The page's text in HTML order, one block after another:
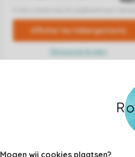
Mogen wij cookies plaatsen?